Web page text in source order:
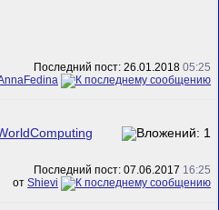
Последний пост: 26.01.2018 05:25
Последний пост: 07.06.2017 16:25
от Shievi